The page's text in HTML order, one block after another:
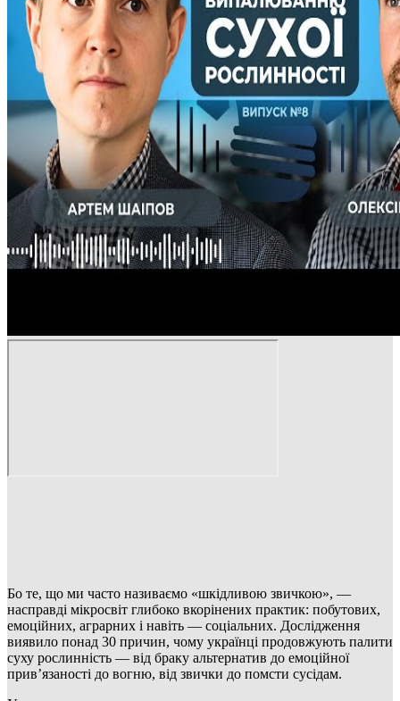
Бо те, що ми часто називаємо «шкідливою звичкою», —
насправді мікросвіт глибоко вкорінених практик: побутових,
емоційних, аграрних і навіть — соціальних. Дослідження
виявило понад 30 причин, чому українці продовжують палити
суху рослинність — від браку альтернатив до емоційної
прив’язаності до вогню, від звички до помсти сусідам.